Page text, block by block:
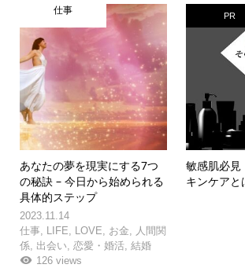
仕事
あなたの夢を現実にする7つ
の秘訣 – 今日から始められる
具体的ステップ
2023.11.14
仕事, LIFE, LOVE, お金, 人間関
係, 出会い, 恋愛・婚活, 結婚
126 views
PR
敏感肌必見
キンケアと